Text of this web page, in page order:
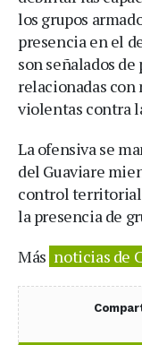
los grupos
presencia en el
son señalados
relacionadas
violentas contra
La ofensiva se
del Guaviare
control territorial
la presencia de
Más noticias de